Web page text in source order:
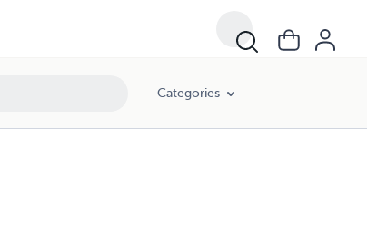
Categories